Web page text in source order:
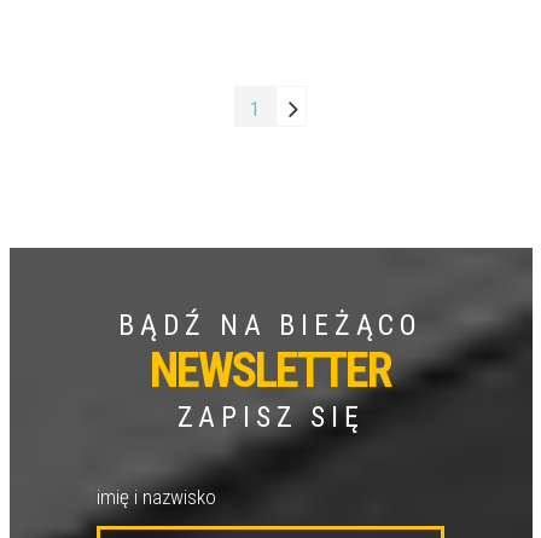
1
BĄDŹ NA BIEŻĄCO
NEWSLETTER
ZAPISZ SIĘ
imię i nazwisko